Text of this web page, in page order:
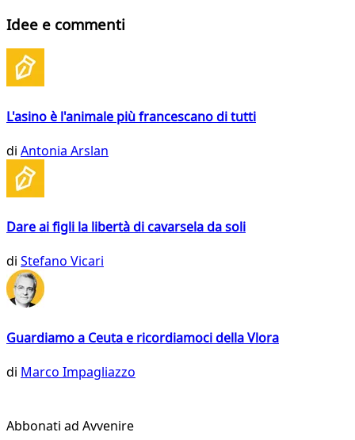
Idee e commenti
L'asino è l'animale più francescano di tutti
di Antonia Arslan
Dare ai figli la libertà di cavarsela da soli
di Stefano Vicari
Guardiamo a Ceuta e ricordiamoci della Vlora
di Marco Impagliazzo
Abbonati ad Avvenire